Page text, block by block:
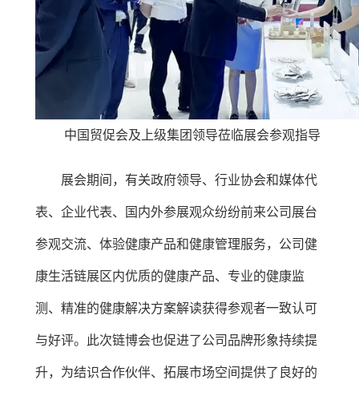
中国贸促会及上级集团领导莅临展会参观指导
展会期间，有关政府领导、行业协会和媒体代
表、企业代表、国内外参展观众纷纷前来公司展台
参观交流、体验健康产品和健康管理服务，公司健
康生活链展区内优质的健康产品、专业的健康监
测、精准的健康解决方案解读获得参观者一致认可
与好评。此次链博会也促进了公司品牌形象持续提
升，为结识合作伙伴、拓展市场空间提供了良好的